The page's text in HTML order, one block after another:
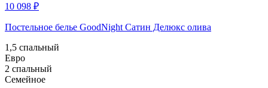
10 098 ₽
Постельное белье GoodNight Сатин Делюкс олива
1,5 спальный
Евро
2 спальный
Семейное